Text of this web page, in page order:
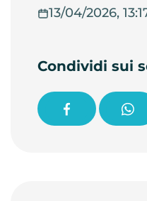
13/04/2026,
Condividi sui